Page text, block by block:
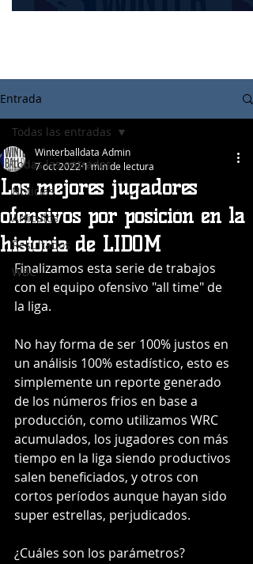
Entrada
Todas las entradas
Noticias
Articulos
Resultados
WBC
Todas las entradas
Los mejores jugadores
ofensivos por posición en la
historia de LIDOM
Winterballdata Admin
7 oct 20221 min de lectura
Finalizamos esta serie de trabajos
con el equipo ofensivo "all time" de
la liga.
No hay forma de ser 100% justos en
un análisis 100% estadístico, esto es
simplemente un reporte generado
de los números frios en base a
producción, como utilizamos WRC
acumulados, los jugadores con más
tiempo en la liga siendo productivos
salen beneficiados, y otros con
cortos períodos aunque hayan sido
super estrellas, perjudicados.
¿Cuáles son los parámetros?